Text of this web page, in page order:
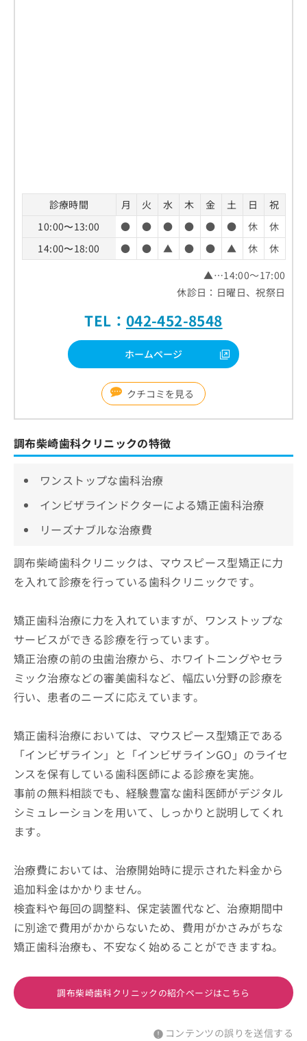
診療時間 月 火 水 木 金 土 日
祝
10:00〜13:00
● ● ● ● ● ● 休
休
14:00〜18:00
● ● ▲ ● ● ▲ 休
休
▲…14:00～17:00
休診日：日曜日、祝祭日
TEL： 042-452-8548
ホームページ
クチコミを見る
調布柴崎歯科クリニックの特徴
ワンストップな歯科治療
インビザラインドクターによる矯正歯科治療
リーズナブルな治療費
調布柴崎歯科クリニックは、マウスピース型矯正に力
を入れて診療を行っている歯科クリニックです。
矯正歯科治療に力を入れていますが、ワンストップな
サービスができる診療を行っています。
矯正治療の前の虫歯治療から、ホワイトニングやセラ
ミック治療などの審美歯科など、幅広い分野の診療を
行い、患者のニーズに応えています。
矯正歯科治療においては、マウスピース型矯正である
「インビザライン」と「インビザラインGO」のライセ
ンスを保有している歯科医師による診療を実施。
事前の無料相談でも、経験豊富な歯科医師がデジタル
シミュレーションを用いて、しっかりと説明してくれ
ます。
治療費においては、治療開始時に提示された料金から
追加料金はかかりません。
検査料や毎回の調整料、保定装置代など、治療期間中
に別途で費用がかからないため、費用がかさみがちな
矯正歯科治療も、不安なく始めることができますね。
調布柴崎歯科クリニックの紹介ページはこちら
コンテンツの誤りを送信する